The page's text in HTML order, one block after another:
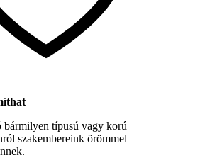
bármilyen típusú vagy korú
szakembereink örömmel